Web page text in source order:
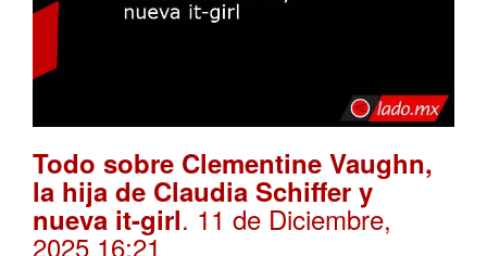
Todo sobre Clementine Vaughn,
la hija de Claudia Schiffer y
nueva it-girl. 11 de Diciembre,
2025 16:21